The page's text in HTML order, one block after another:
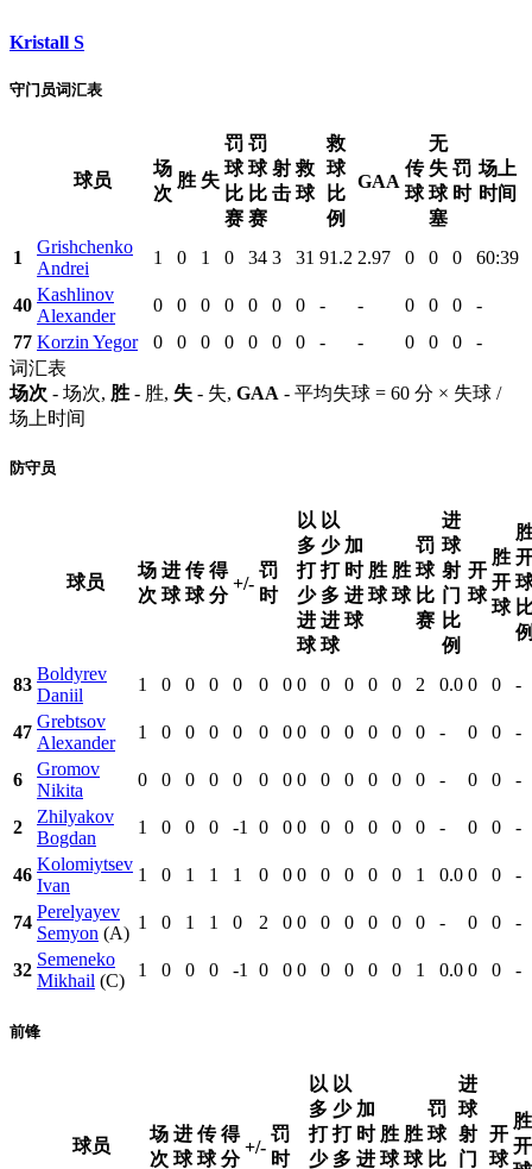
Kristall S
守门员词汇表
球员
场
次
胜 失
罚
球
比
赛
罚
球
比
赛
射
击
救
球
救
球
比
例
GAA
传
球
无
失
球
塞
罚
时
场上
时间
1
Grishchenko
Andrei
1 0 1 0 34 3 31 91.2 2.97 0 0 0 60:39
40
Kashlinov
Alexander
0 0 0 0 0 0 0 - - 0 0 0
-
77 Korzin Yegor 0 0 0 0 0 0 0 - - 0 0 0
-
词汇表
场次 - 场次, 胜 - 胜, 失 - 失, GAA - 平均失球 = 60 分 × 失球 /
场上时间
防守员
球员
场
次
进
球
传
球
得
分
+/-
罚
时
以
多
打
少
进
球
以
少
打
多
进
球
加
时
进
球
胜
球
胜
球
罚
球
比
赛
进
球
射
门
比
例
开
球
胜
开
球
83
Boldyrev
Daniil
1 0 0 0 0 0 0 0 0 0 0 0 2 0.0 0 0 -
47
Grebtsov
Alexander
1 0 0 0 0 0 0 0 0 0 0 0 0 - 0 0 -
6
Gromov
Nikita
0 0 0 0 0 0 0 0 0 0 0 0 0 - 0 0 -
2
Zhilyakov
Bogdan
1 0 0 0 -1 0 0 0 0 0 0 0 0 - 0 0 -
46
Kolomiytsev
Ivan
1 0 1 1 1 0 0 0 0 0 0 0 1 0.0 0 0 -
74
Perelyayev
Semyon (A)
1 0 1 1 0 2 0 0 0 0 0 0 0 - 0 0 -
32
Semeneko
Mikhail (C)
1 0 0 0 -1 0 0 0 0 0 0 0 1 0.0 0 0 -
前锋
球员
场
次
进
球
传
球
得
分
+/-
罚
时
以
多
打
少
以
少
打
多
加
时
进
胜
球
胜
球
罚
球
比
进
球
射
门
开
球
胜
开